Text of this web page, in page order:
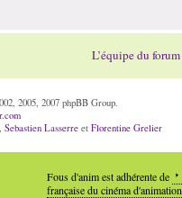
L’équipe du forum
2005, 2007 phpBB Group.
,Sebastien Lasserre etFlorentine Grelier
Fous d'anim est adhérente de
française du cinéma d'animation